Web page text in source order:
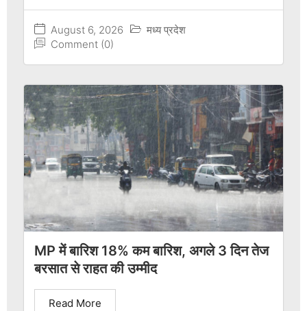
August 6, 2026
मध्य प्रदेश
Comment (0)
MP में बारिश 18% कम बारिश, अगले 3 दिन तेज
बरसात से राहत की उम्मीद
Read More